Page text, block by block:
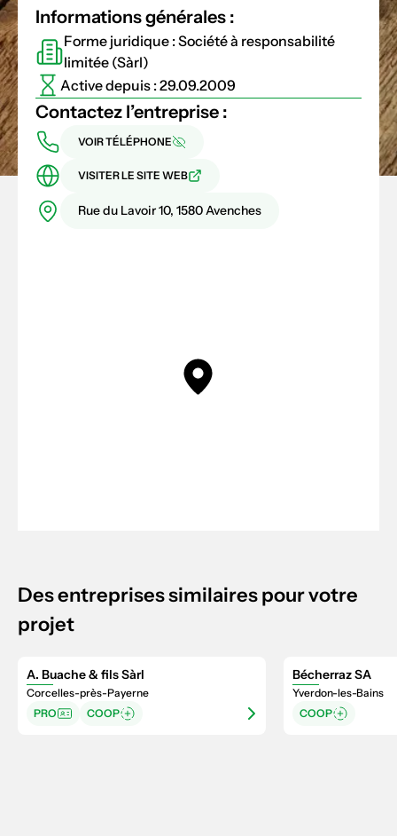
Informations générales :
Forme juridique : Société à responsabilité
limitée (Sàrl)
Active depuis : 29.09.2009
Contactez l’entreprise :
VOIR TÉLÉPHONE
VISITER LE SITE WEB
Rue du Lavoir 10, 1580 Avenches
Des entreprises similaires pour votre
projet
A. Buache & fils Sàrl
Corcelles-près-Payerne
PRO
COOP
Bécherraz SA
Yverdon-les-Bains
COOP